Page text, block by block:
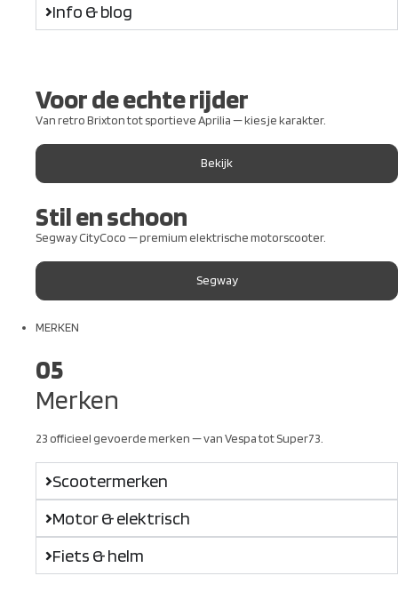
Info & blog
Voor de echte rijder
Van retro Brixton tot sportieve Aprilia — kies je karakter.
Bekijk
Stil en schoon
Segway CityCoco — premium elektrische motorscooter.
Segway
MERKEN
05
Merken
23 officieel gevoerde merken — van Vespa tot Super73.
Scootermerken
Motor & elektrisch
Fiets & helm